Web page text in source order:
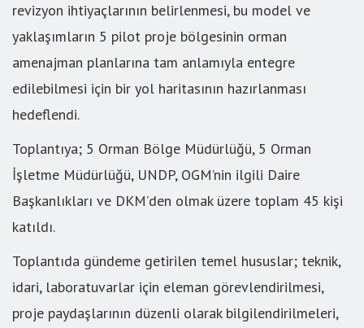
revizyon ihtiyaçlarının belirlenmesi, bu model ve
yaklaşımların 5 pilot proje bölgesinin orman
amenajman planlarına tam anlamıyla entegre
edilebilmesi için bir yol haritasının hazırlanması
hedeflendi.
Toplantıya; 5 Orman Bölge Müdürlüğü, 5 Orman
İşletme Müdürlüğü, UNDP, OGM’nin ilgili Daire
Başkanlıkları ve DKM’den olmak üzere toplam 45 kişi
katıldı.
Toplantıda gündeme getirilen temel hususlar; teknik,
idari, laboratuvarlar için eleman görevlendirilmesi,
proje paydaşlarının düzenli olarak bilgilendirilmeleri,